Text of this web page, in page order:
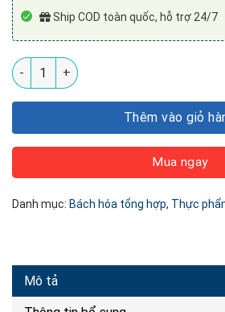
Ship COD toàn quốc, hỗ trợ 24/7
Bánh cốm gạo lứt đặc sản ST số lượng
Thêm vào giỏ
Mua ngay
Danh mục: Bách hóa tổng hợp, Thực
Mô tả